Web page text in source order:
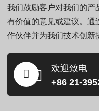
我们鼓励客户对我们的产
有价值的意见或建议。通
作伙伴并为我们技术创新
欢迎致电
+86 21-